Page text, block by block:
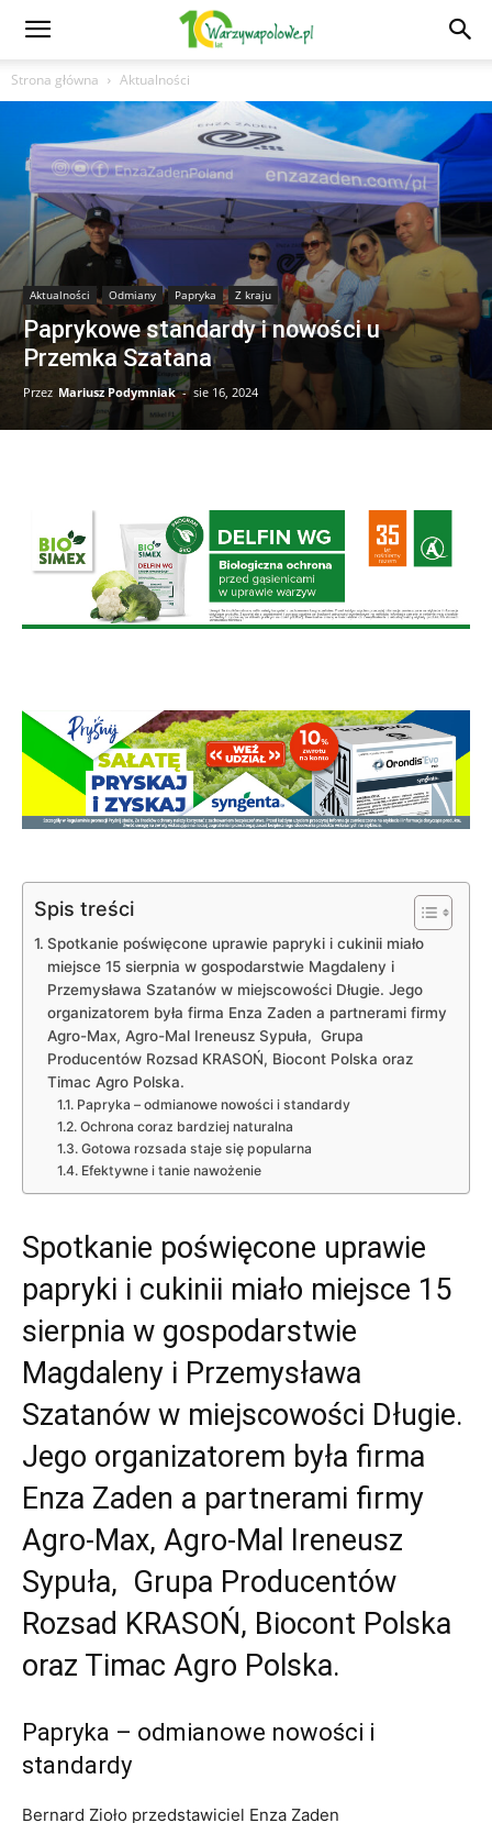
Strona główna Aktualności
Aktualności Odmiany Papryka Z kraju
Paprykowe standardy i nowości u
Przemka Szatana
Przez Mariusz Podymniak - sie 16, 2024
Spis treści
Spotkanie poświęcone uprawie papryki i cukinii miało
miejsce 15 sierpnia w gospodarstwie Magdaleny i
Przemysława Szatanów w miejscowości Długie. Jego
organizatorem była firma Enza Zaden a partnerami firmy
Agro-Max, Agro-Mal Ireneusz Sypuła, Grupa
Producentów Rozsad KRASOŃ, Biocont Polska oraz
Timac Agro Polska.
Papryka – odmianowe nowości i standardy
Ochrona coraz bardziej naturalna
Gotowa rozsada staje się popularna
Efektywne i tanie nawożenie
Spotkanie poświęcone uprawie
papryki i cukinii miało miejsce 15
sierpnia w gospodarstwie
Magdaleny i Przemysława
Szatanów w miejscowości Długie.
Jego organizatorem była firma
Enza Zaden a partnerami firmy
Agro-Max, Agro-Mal Ireneusz
Sypuła, Grupa Producentów
Rozsad KRASOŃ, Biocont Polska
oraz Timac Agro Polska.
Papryka – odmianowe nowości i
standardy
Bernard Zioło przedstawiciel Enza Zaden